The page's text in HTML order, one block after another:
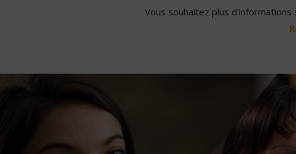
Vous souhaitez plus